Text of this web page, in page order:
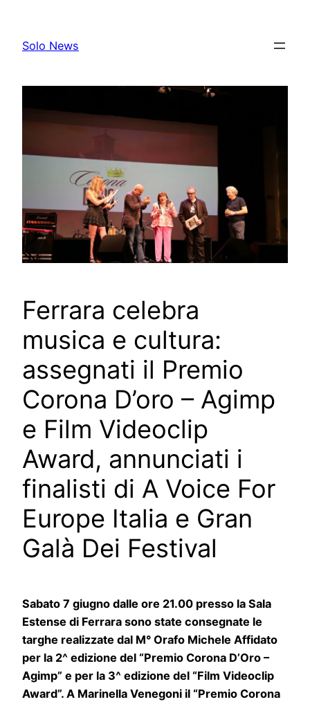
content
Solo News
Ferrara celebra
musica e cultura:
assegnati il Premio
Corona D’oro – Agimp
e Film Videoclip
Award, annunciati i
finalisti di A Voice For
Europe Italia e Gran
Galà Dei Festival
Sabato 7 giugno dalle ore 21.00 presso la Sala
Estense di Ferrara sono state consegnate le
targhe realizzate dal M° Orafo Michele Affidato
per la 2^ edizione del “Premio Corona D’Oro –
Agimp” e per la 3^ edizione del “Film Videoclip
Award”. A Marinella Venegoni il “Premio Corona